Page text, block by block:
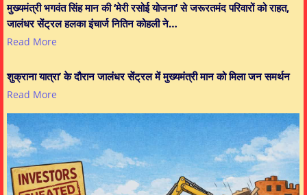
मुख्यमंत्री भगवंत सिंह मान की ‘मेरी रसोई योजना’ से जरूरतमंद परिवारों को राहत,
जालंधर सेंट्रल हलका इंचार्ज नितिन कोहली ने…
Read More
शुक्राना यात्रा’ के दौरान जालंधर सेंट्रल में मुख्यमंत्री मान को मिला जन समर्थन
Read More